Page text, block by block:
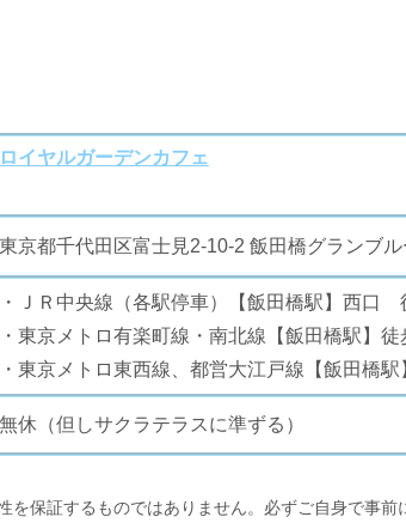
ロイヤルガーデンカフェ
東京都千代田区富士見2-10-2 飯田橋グランブ
・ＪＲ中央線（各駅停車）【飯田橋駅】西口
・東京メトロ有楽町線・南北線【飯田橋駅】徒
・東京メトロ東西線、都営大江戸線【飯田橋駅
無休（但しサクラテラスに準ずる）
保証するものではありません。必ずご自身で事前